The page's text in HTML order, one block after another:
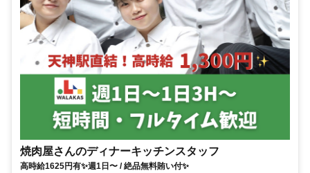
焼肉屋さんのディナーキッチンスタッフ
高時給1625円有✨️週1日〜 / 絶品無料賄い付✨️